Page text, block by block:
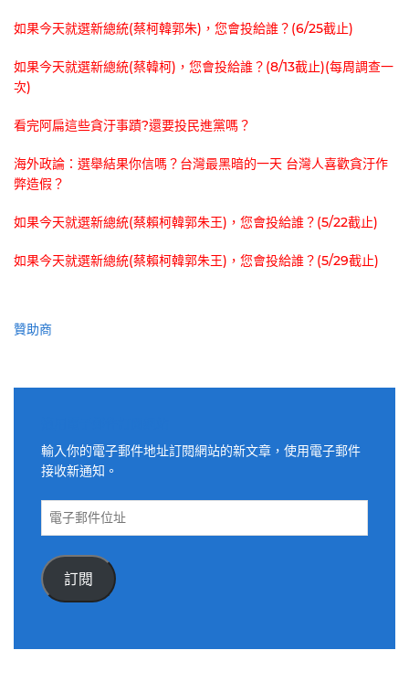
如果今天就選新總統(蔡柯韓郭朱)，您會投給誰？(6/25截止)
如果今天就選新總統(蔡韓柯)，您會投給誰？(8/13截止)(每周調查一
次)
看完阿扁這些貪汙事蹟?還要投民進黨嗎？
海外政論：選舉結果你信嗎？台灣最黑暗的一天 台灣人喜歡貪汙作
弊造假？
如果今天就選新總統(蔡賴柯韓郭朱王)，您會投給誰？(5/22截止)
如果今天就選新總統(蔡賴柯韓郭朱王)，您會投給誰？(5/29截止)
贊助商
輸入你的電子郵件地址訂閱網站的新文章，使用電子郵件
接收新通知。
電
件
位
訂閱